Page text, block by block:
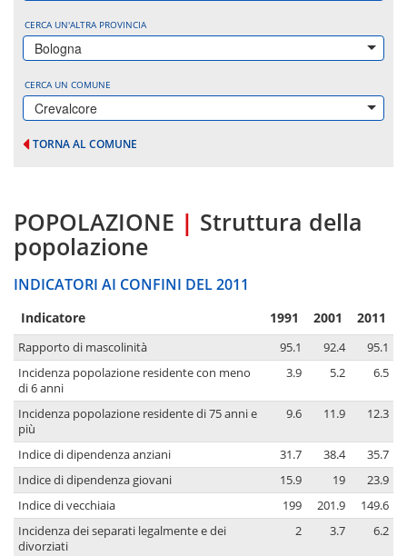
CERCA UN'ALTRA PROVINCIA
Bologna
CERCA UN COMUNE
Crevalcore
TORNA AL COMUNE
POPOLAZIONE | Struttura della
popolazione
INDICATORI AI CONFINI DEL 2011
Indicatore 1991 2001 2011
Rapporto di mascolinità 95.1 92.4
95.1
Incidenza popolazione residente con meno
di 6 anni
3.9 5.2 6.5
Incidenza popolazione residente di 75 anni e
più
9.6 11.9 12.3
Indice di dipendenza anziani 31.7 38.4
35.7
Indice di dipendenza giovani
15.9 19
23.9
Indice di vecchiaia
199 201.9
149.6
Incidenza dei separati legalmente e dei
divorziati
2 3.7 6.2